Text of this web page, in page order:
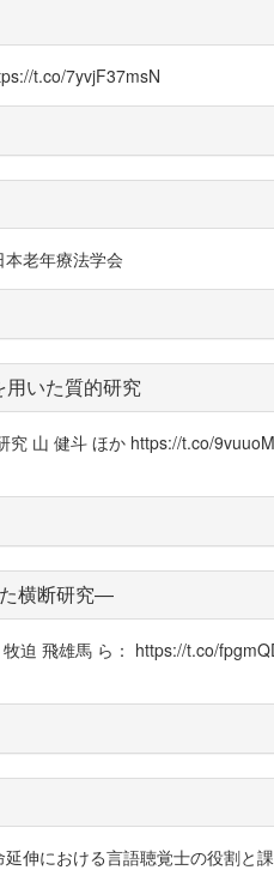
t.co/7yvjF37msN
老年療法学会
いた質的研究
究 山 健斗 ほか https://t.co/
横断研究―
迫 飛雄馬 ら： https://t.co/
伸における言語聴覚士の役割と